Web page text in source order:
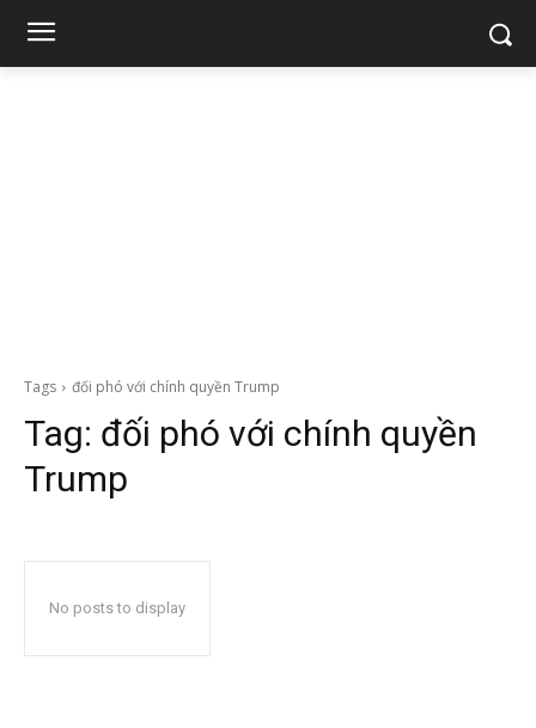
Tags đối phó với chính quyền Trump
Tag: đối phó với chính quyền
Trump
No posts to display